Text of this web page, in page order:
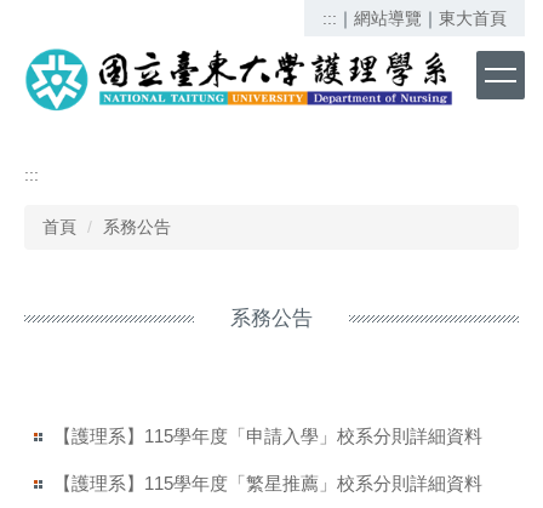
主
要
區
::: ｜ 網站導覽 ｜ 東大首頁
:::
首頁 系務公告
系務公告
【護理系】115學年度「申請入學」校系分則詳細資料
【護理系】115學年度「繁星推薦」校系分則詳細資料